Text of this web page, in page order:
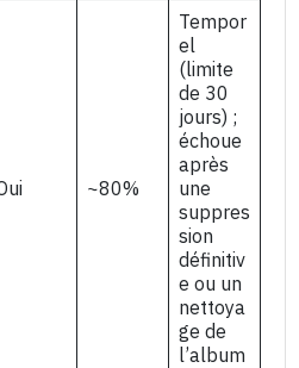
~80%
Tempor
el
(limite
de 30
jours) ;
échoue
après
une
suppres
sion
définitiv
e ou un
nettoya
ge de
l’album